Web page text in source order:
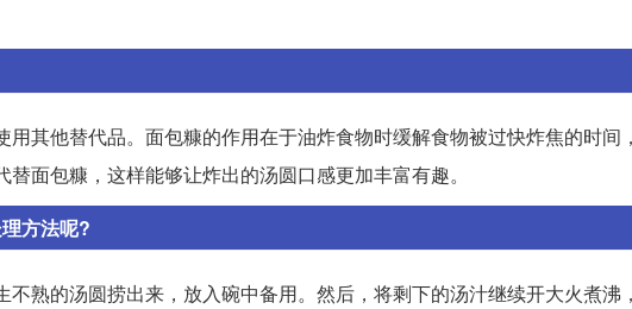
其他替代品。面包糠的作用在于油炸食物时缓解食物被过快炸焦的时间
面包糠，这样能够让炸出的汤圆口感更加丰富有趣。
方法呢?
熟的汤圆捞出来，放入碗中备用。然后，将剩下的汤汁继续开大火煮沸